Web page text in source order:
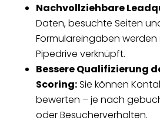
Nachvollziehbare
Daten, besuchte Seiten
Formulareingaben werden
Pipedrive verknüpft.
Bessere Qualifizierung
Scoring:Sie können
bewerten – je nach
oder Besucherverhalten.